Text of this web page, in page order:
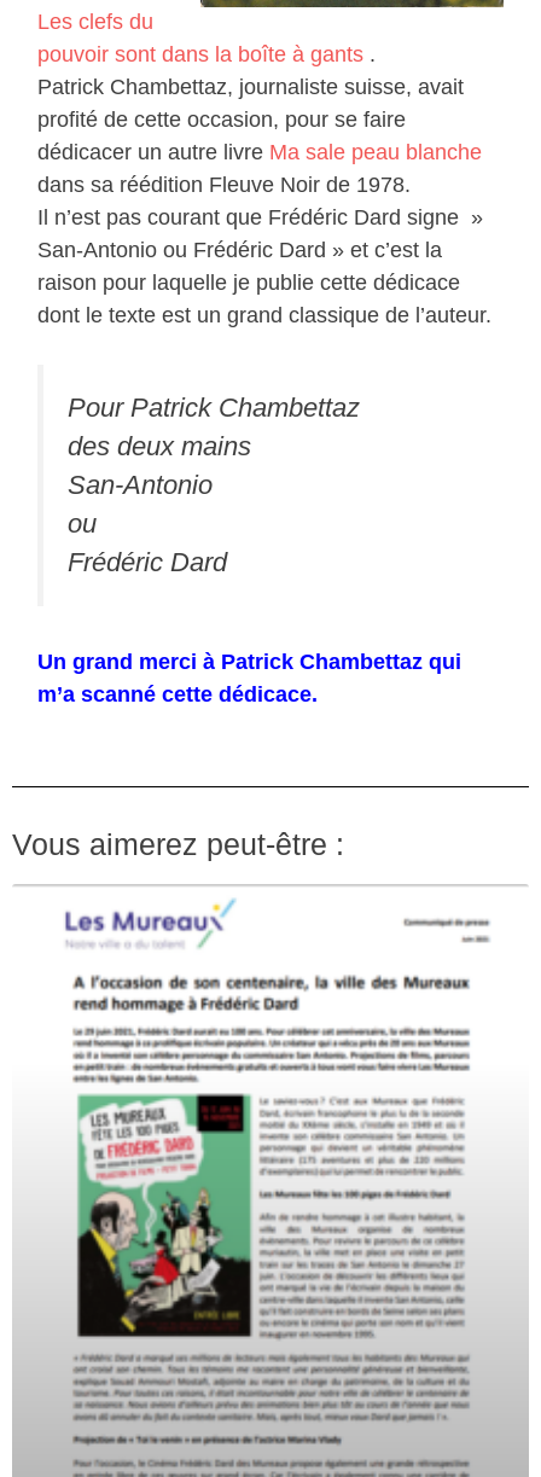
Les clefs du
pouvoir sont dans la boîte à gants .
Patrick Chambettaz, journaliste suisse, avait
profité de cette occasion, pour se faire
dédicacer un autre livre Ma sale peau blanche
dans sa réédition Fleuve Noir de 1978.
Il n’est pas courant que Frédéric Dard signe »
San-Antonio ou Frédéric Dard » et c’est la
raison pour laquelle je publie cette dédicace
dont le texte est un grand classique de l’auteur.
Pour Patrick Chambettaz
des deux mains
San-Antonio
ou
Frédéric Dard
Un grand merci à Patrick Chambettaz qui
m’a scanné cette dédicace.
Vous aimerez peut-être :